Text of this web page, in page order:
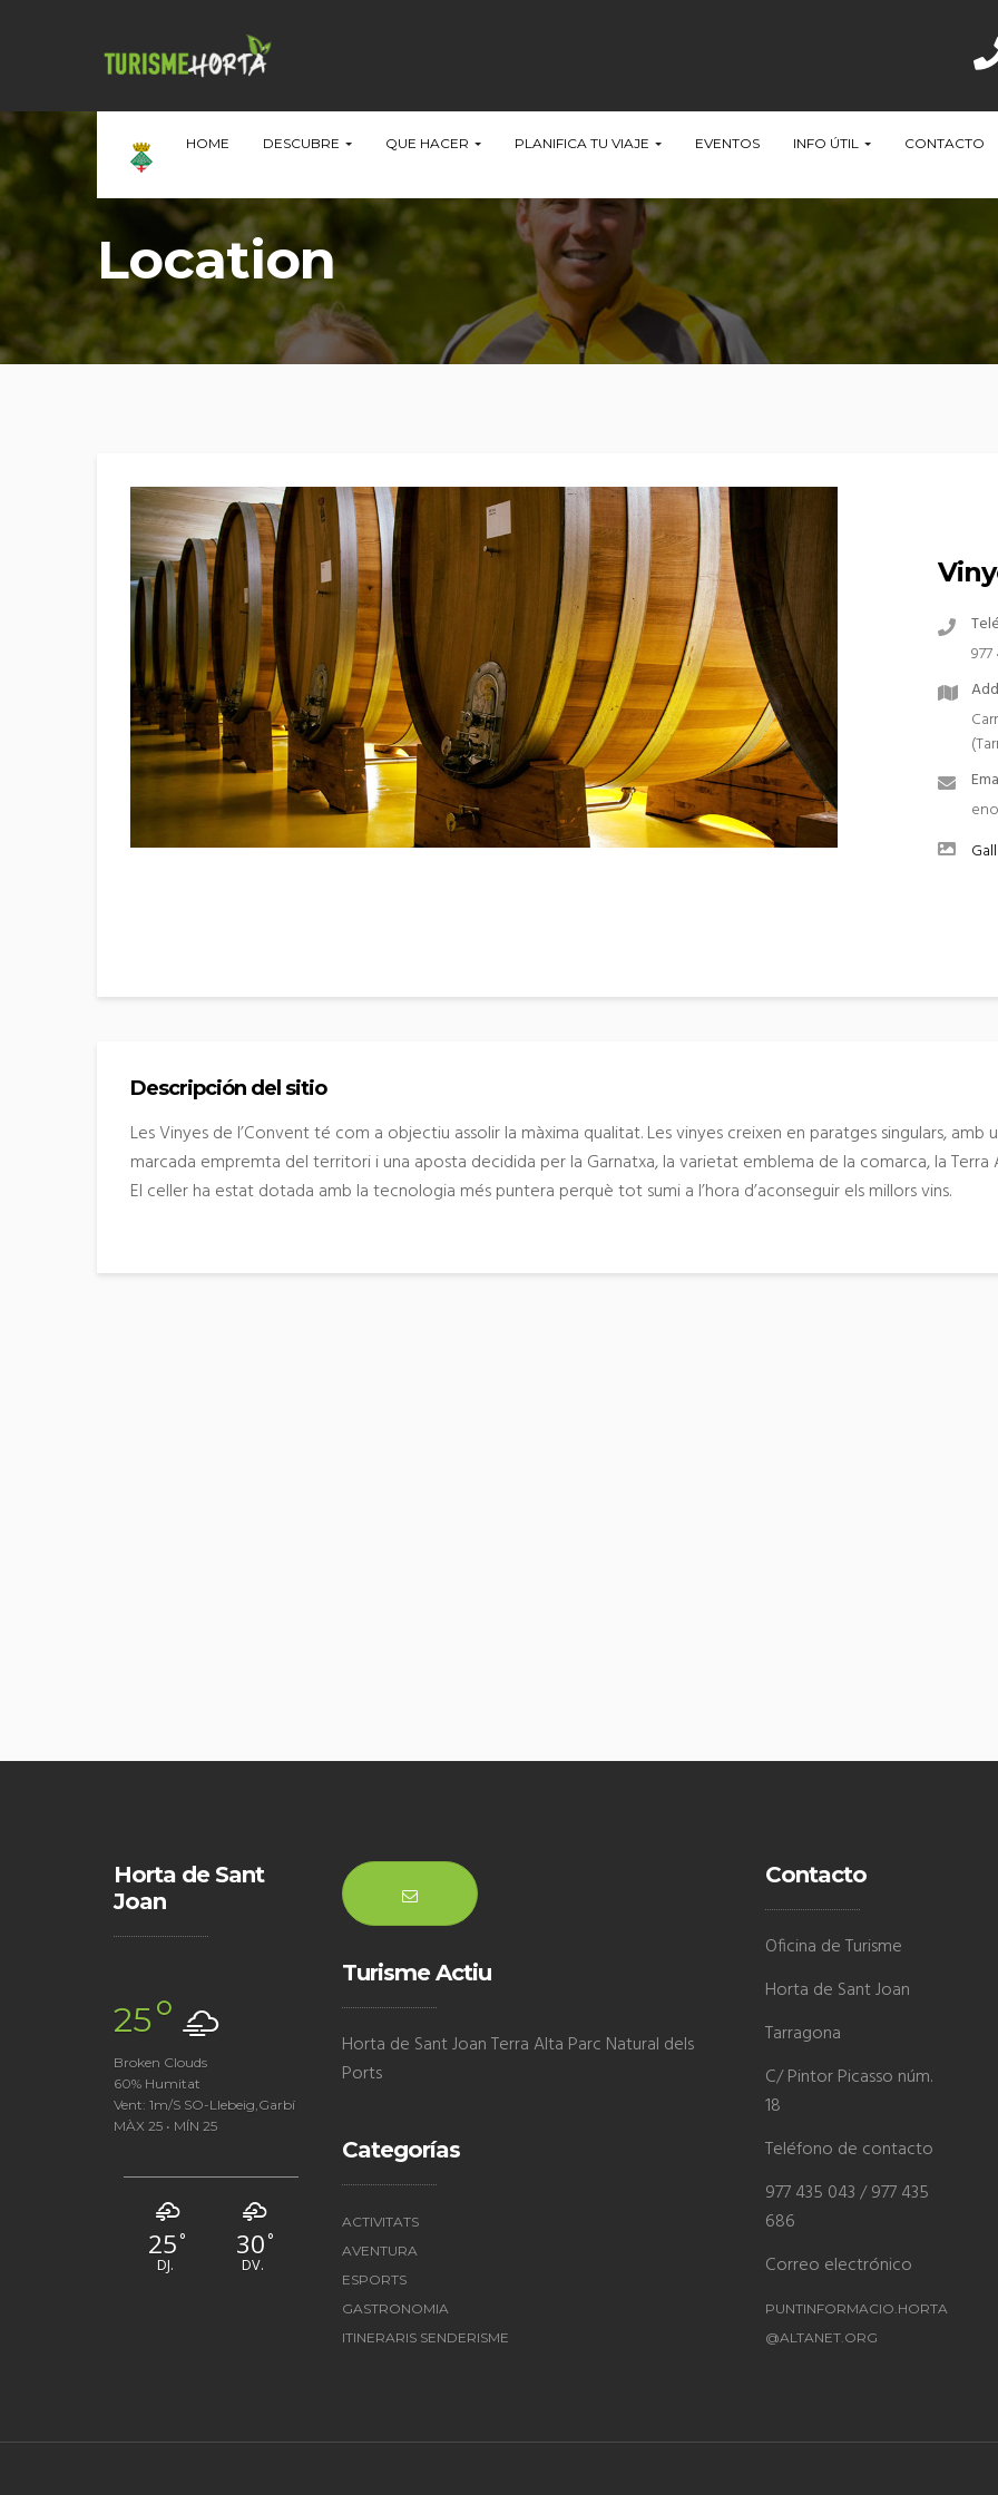
HOME DESCUBRE QUE HACER PLANIFICA TU VIAJE EVENTOS INFO ÚTIL CONTACTO
Location
977
Descripción del sitio
Les Vinyes de l’Convent té com a objectiu assolir la màxima qualitat. Les vinyes creixen en paratges singulars, amb
marcada empremta del territori i una aposta decidida per la Garnatxa, la varietat emblema de la comarca, la Terra
El celler ha estat dotada amb la tecnologia més puntera perquè tot sumi a l’hora d’aconseguir els millors vins.
Horta de Sant
Joan
25°
Broken Clouds
60% Humitat
Vent: 1m/s SO-Llebeig,Garbí
MÀX 25 • MÍN 25
25 °
DJ.
30 °
DV.
Turisme Actiu
Horta de Sant Joan Terra Alta Parc Natural dels
Ports
Categorías
ACTIVITATS
AVENTURA
ESPORTS
GASTRONOMIA
ITINERARIS SENDERISME
Contacto
Oficina de Turisme
Horta de Sant Joan
Tarragona
C/ Pintor Picasso núm.
18
Teléfono de contacto
977 435 043 / 977 435
686
Correo electrónico
PUNTINFORMACIO.HORTA
@ALTANET.ORG